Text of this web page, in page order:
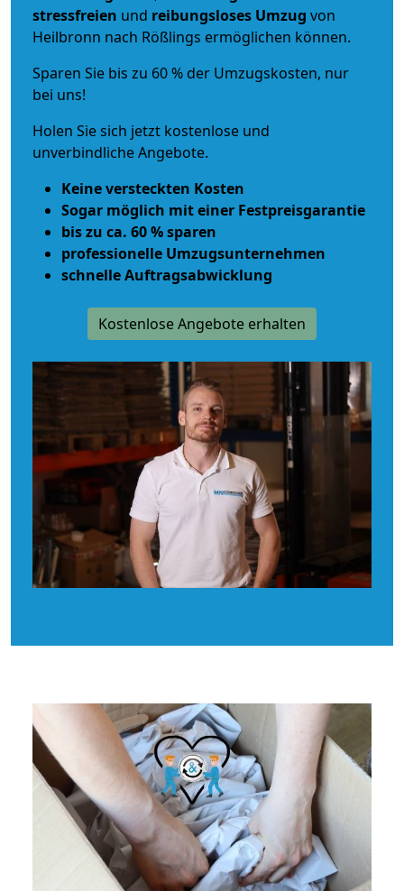
stressfreien und reibungsloses Umzug von
Heilbronn nach Rößlings ermöglichen können.
Sparen Sie bis zu 60 % der Umzugskosten, nur
bei uns!
Holen Sie sich jetzt kostenlose und
unverbindliche Angebote.
Keine versteckten Kosten
Sogar möglich mit einer Festpreisgarantie
bis zu ca. 60 % sparen
professionelle Umzugsunternehmen
schnelle Auftragsabwicklung
Kostenlose Angebote erhalten